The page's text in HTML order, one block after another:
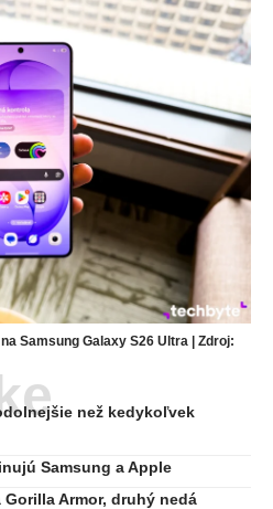
Samsung Galaxy S26 Ultra | Zdroj:
než kedykoľvek
Samsung a Apple
Armor, druhý nedá